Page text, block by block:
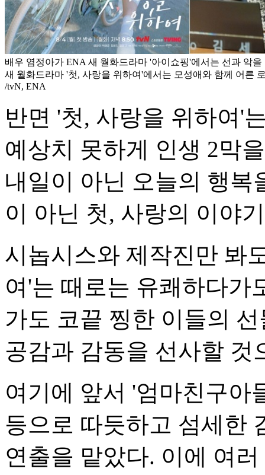
배우 염정아가 ENA 새 월화드라마 '아이쇼핑'에서는 선과 악
새 월화드라마 '첫, 사랑을 위하여'에서는 모성애와 함께 어른
/tvN, ENA
반면 '첫, 사랑을 위하여'
예상치 못하게 인생 2막
내일이 아닌 오늘의 행복
이 아닌 첫, 사랑의 이야
시놉시스와 제작진만 봐
여'는 때로는 유쾌하다가
가도 코끝 찡한 이들의
공감과 감동을 선사할 것
여기에 앞서 '엄마친구아
등으로 따듯하고 섬세한
연출을 맡았다. 이에 여